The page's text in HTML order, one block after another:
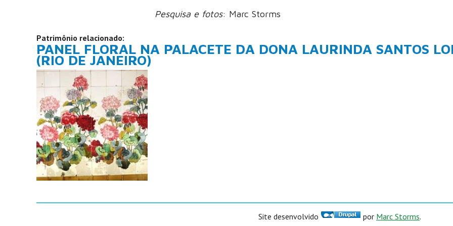
Pesquisa e fotos: Marc Storms
Patrimônio relacionado:
PANEL FLORAL NA PALACETE DA DONA LAURINDA SANTOS
(RIO DE JANEIRO)
Site desenvolvido por Marc Storms.